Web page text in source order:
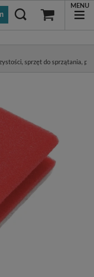
MENU
sprzęt do sprzątania,